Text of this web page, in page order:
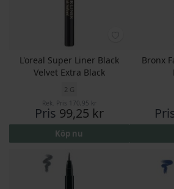
L'oreal Super Liner Black
Velvet Extra Black
2 G
Rek. Pris 170,95 kr
Pris 99,25 kr
Köp nu
Bronx